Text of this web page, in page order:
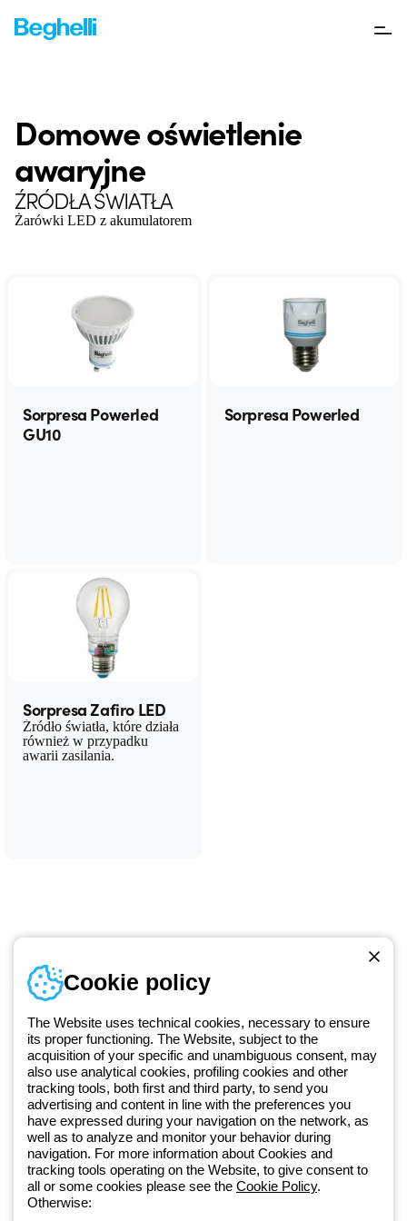
Domowe oświetlenie
awaryjne
ŹRÓDŁA ŚWIATŁA
Żarówki LED z akumulatorem
Sorpresa Powerled
GU10
Sorpresa Powerled
Sorpresa Zafiro LED
Źródło światła, które działa
również w przypadku
awarii zasilania.
Od 2025 roku firma Beghelli jest częścią Grupy GEWISS, działając w
ramach ekosystemu GEWISS LightZone, w którym tworzymy
zintegrowane rozwiązania oświetleniowe, przekształcające
złożoność w prostotę oraz wspierające profesjonalistów i
użytkowników w realizacji ich potrzeb.Dowiedz się więcej o GEWISS
Numer telefonu
Od poniedziałku do piątku w godzinach 8:00 do 16:00
+48 32 422 55 79
Cookie policy
The Website uses technical cookies, necessary to ensure
its proper functioning. The Website, subject to the
acquisition of your specific and unambiguous consent, may
also use analytical cookies, profiling cookies and other
tracking tools, both first and third party, to send you
advertising and content in line with the preferences you
have expressed during your navigation on the network, as
well as to analyze and monitor your behavior during
navigation. For more information about Cookies and
tracking tools operating on the Website, to give consent to
all or some cookies please see the Cookie Policy.
Otherwise: